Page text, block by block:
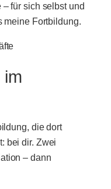
für sich selbst und
meine Fortbildung.
im
die dort
bei dir. Zwei
– dann